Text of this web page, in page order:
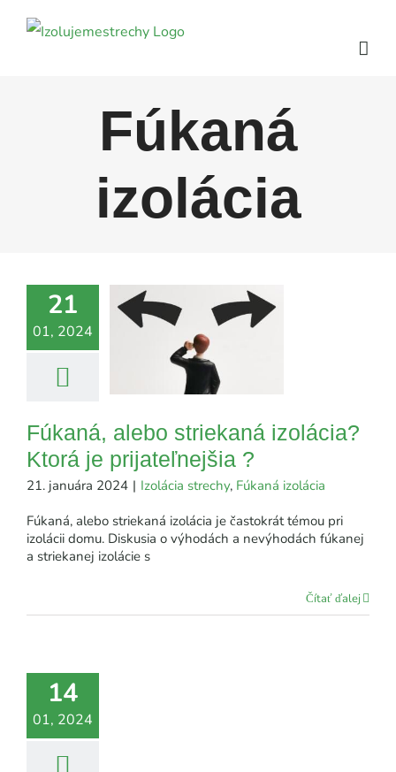
Fúkaná
izolácia
21
01, 2024
Fúkaná, alebo striekaná izolácia?
Ktorá je prijateľnejšia ?
21. januára 2024 | Izolácia strechy, Fúkaná izolácia
Fúkaná, alebo striekaná izolácia je častokrát témou pri
izolácii domu. Diskusia o výhodách a nevýhodách fúkanej
a striekanej izolácie s
Čítať ďalej
14
01, 2024